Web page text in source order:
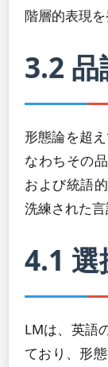
階層的表現を
3.2
形態論を超
なわちその
および統語
洗練された言
4.1 選
LMは、英語
ており、形